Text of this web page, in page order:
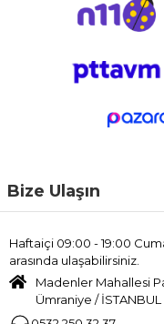
Bize Ulaşın
Haftaiçi 09:00 - 19:00
arasında ulaşabilirsiniz.
Madenler Mahallesi
Ümraniye / İSTANBUL